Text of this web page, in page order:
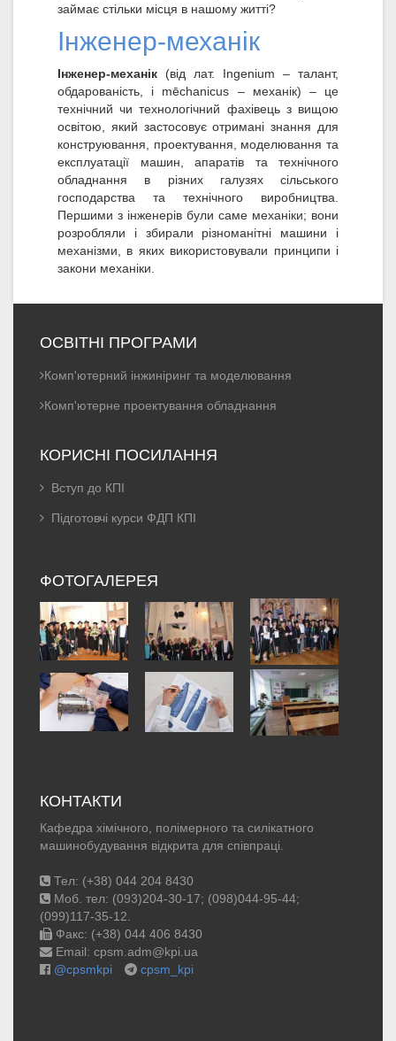
займає стільки місця в нашому житті?
Інженер-механік
Інженер-механік (від лат. Ingenium – талант,
обдарованість, і mēchanicus – механік) – це
технічний чи технологічний фахівець з вищою
освітою, який застосовує отримані знання для
конструювання, проектування, моделювання та
експлуатації машин, апаратів та технічного
обладнання в різних галузях сільського
господарства та технічного виробництва.
Першими з інженерів були саме механіки; вони
розробляли і збирали різноманітні машини і
механізми, в яких використовували принципи і
закони механіки.
ОСВІТНІ ПРОГРАМИ
Комп'ютерний інжиніринг та моделювання
Комп'ютерне проектування обладнання
КОРИСНІ ПОСИЛАННЯ
Вступ до КПІ
Підготовчі курси ФДП КПІ
ФОТОГАЛЕРЕЯ
КОНТАКТИ
Кафедра хімічного, полімерного та силікатного
машинобудування відкрита для співпраці.
Тел: (+38) 044 204 8430
Моб. тел: (093)204-30-17; (098)044-95-44;
(099)117-35-12.
Факс: (+38) 044 406 8430
Email: cpsm.adm@kpi.ua
@cpsmkpi
cpsm_kpi